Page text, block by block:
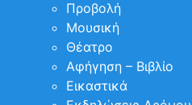
Προβολή
Μουσική
Θέατρο
Αφήγηση – Βιβλίο
Εικαστικά